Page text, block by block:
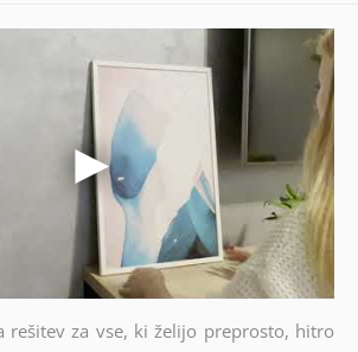
rešitev za vse, ki želijo preprosto, hitro